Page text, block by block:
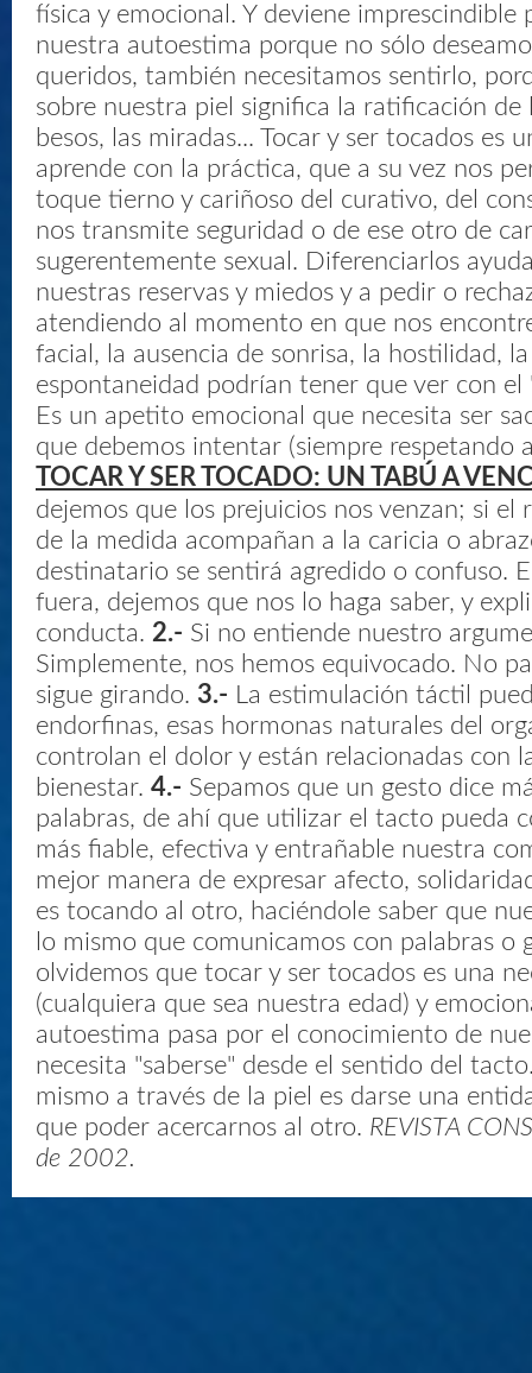
física y emocional. Y deviene imprescindible
nuestra autoestima porque no sólo
queridos, también necesitamos sentirlo,
sobre nuestra piel significa la ratificación de
besos, las miradas... Tocar y ser tocados es
aprende con la práctica, que a su vez nos
toque tierno y cariñoso del curativo, del
nos transmite seguridad o de ese otro de
sugerentemente sexual. Diferenciarlos
nuestras reservas y miedos y a pedir o
atendiendo al momento en que nos
facial, la ausencia de sonrisa, la hostilidad,
espontaneidad podrían tener que ver con el
Es un apetito emocional que necesita ser
que debemos intentar (siempre respetando
TOCAR Y SER TOCADO: UN TABÚ A
dejemos que los prejuicios nos venzan; si el
de la medida acompañan a la caricia o
destinatario se sentirá agredido o confuso.
fuera, dejemos que nos lo haga saber, y
conducta. 2.- Si no entiende nuestro
Simplemente, nos hemos equivocado. No
sigue girando. 3.- La estimulación táctil
endorfinas, esas hormonas naturales del
controlan el dolor y están relacionadas con
bienestar. 4.- Sepamos que un gesto dice
palabras, de ahí que utilizar el tacto pueda
más fiable, efectiva y entrañable nuestra
mejor manera de expresar afecto,
es tocando al otro, haciéndole saber que
lo mismo que comunicamos con palabras o
olvidemos que tocar y ser tocados es una
(cualquiera que sea nuestra edad) y
autoestima pasa por el conocimiento de
necesita "saberse" desde el sentido del
mismo a través de la piel es darse una
que poder acercarnos al otro. REVISTA
de 2002.